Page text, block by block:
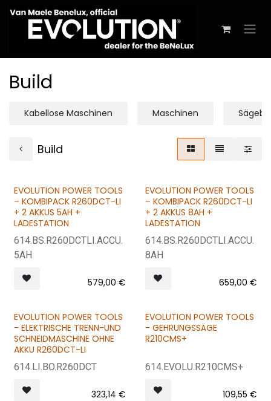
Build
Kabellose Maschinen Maschinen
Build
BUNDLE & SAVE
EVOLUTION POWER TOOLS
– KOMBIPACK R260DCT-LI
+ 2 AKKUS 5AH +
LADESTATION
614.BS.R260DCTLI.ACCU.
5AH
579,00 €
BUNDLE & SAVE
EVOLUTION POWER TOOLS
– KOMBIPACK R260DCT-LI
+ 2 AKKUS 8AH +
LADESTATION
614.BS.R260DCTLI.ACCU.
8AH
659,00 €
NEU
EVOLUTION POWER TOOLS
- ELEKTRISCHE TRENN-UND
SCHNEIDMASCHINE OHNE
AKKU R260DCT-LI
614.LI.BO.R260DCT
323,14 €
EVOLUTION POWER TOOLS
- GEHRUNGSSÄGE
R210CMS+
614.EVOLU.R210CMS+
109,55 €